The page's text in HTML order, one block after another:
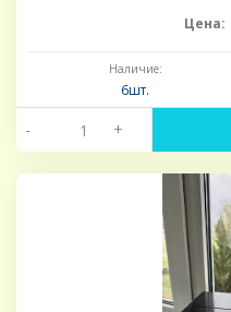
Цена:
Наличие:
6шт.
- +